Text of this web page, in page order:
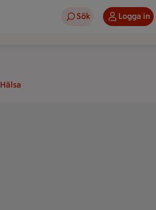
Sök Logga in
Hälsa